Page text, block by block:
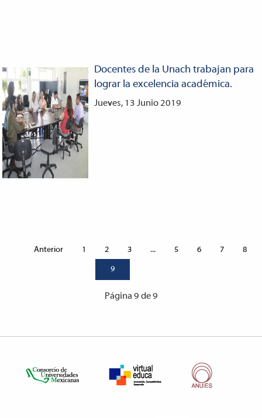
Docentes de la Unach trabajan para
lograr la excelencia académica.
Jueves, 13 Junio 2019
Anterior 1 2 3 ... 5 6 7 8
9
Página 9 de 9